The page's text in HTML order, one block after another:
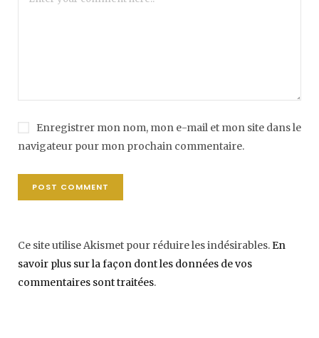
Enregistrer mon nom, mon e-mail et mon site dans le
navigateur pour mon prochain commentaire.
Ce site utilise Akismet pour réduire les indésirables.En
savoir plus sur la façon dont les données de vos
commentaires sont traitées.